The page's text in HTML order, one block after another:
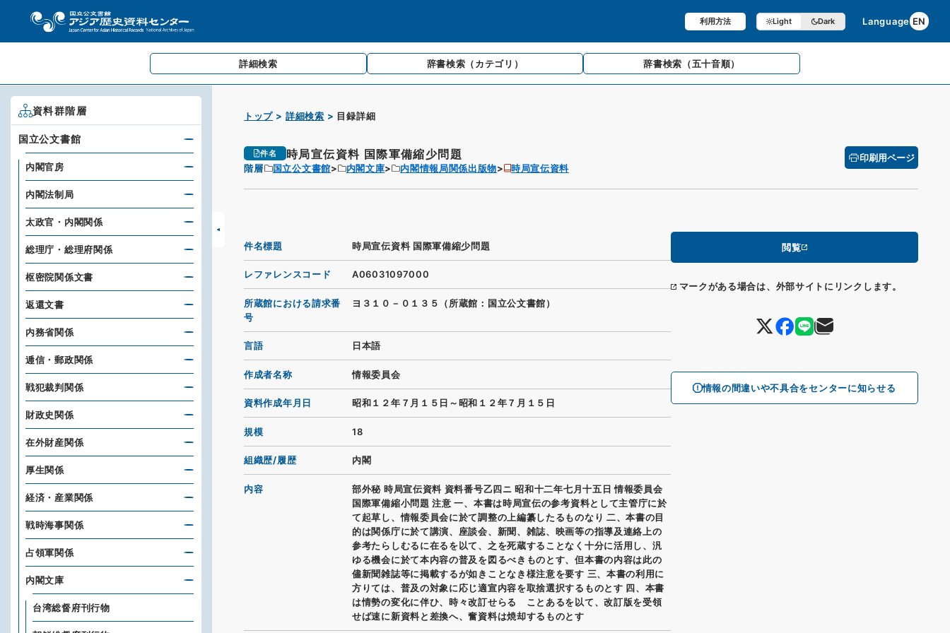
利用方法 Light Dark Language EN
詳細検索 辞書検索 （カテゴリ） 辞書検索 （五十音順）
トップ 詳細検索 目録詳細
件名 時局宣伝資料 国際軍備縮少問題
階層 国立公文書館 内閣文庫 内閣情報局関係出版物 時局宣伝資料
印刷用ページ
閲覧
マークがある場合は、外部サイトにリンクします。
情報の間違いや不具合をセンターに知らせる
件名標題 時局宣伝資料 国際軍備縮少問題
レファレンスコード A06031097000
所蔵館における請求番
号
ヨ３１０－０１３５（所蔵館：国立公文書館）
言語 日本語
作成者名称 情報委員会
資料作成年月日 昭和１２年７月１５日～昭和１２年７月１５日
規模 18
組織歴/履歴 内閣
内容
部外秘 時局宣伝資料 資料番号乙四ニ 昭和十二年七月十五日 情報委員会
国際軍備縮小問題 注意 一、本書は時局宣伝の参考資料として主管庁に於
て起草し、情報委員会に於て調整の上編纂したるものなり 二、本書の目
的は関係庁に於て講演、座談会、新聞、雑誌、映画等の指導及連絡上の
参考たらしむるに在るを以て、之を死蔵することなく十分に活用し、汎
ゆる機会に於て本内容の普及を図るべきものとす、但本書の内容は此の
儘新聞雑誌等に掲載するが如きことなき様注意を要す 三、本書の利用に
方りては、普及の対象に応じ適宣内容を取捨選択するものとす 四、本書
は情勢の変化に伴ひ、時々改訂せらるゝことあるを以て、改訂版を受領
せば速に新資料と差換へ、奮資料は焼却するものとす
資料群階層
国立公文書館
内閣官房
内閣法制局
太政官・内閣関係
総理庁・総理府関係
枢密院関係文書
返還文書
内務省関係
逓信・郵政関係
戦犯裁判関係
財政史関係
在外財産関係
厚生関係
経済・産業関係
戦時海事関係
占領軍関係
内閣文庫
台湾総督府刊行物